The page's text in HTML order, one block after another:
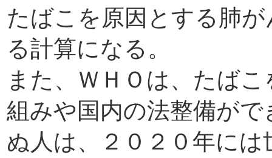
たばこを原因とする肺
る計算になる。
また、ＷＨＯは、たば
組みや国内の法整備が
ぬ人は、２０２０年に